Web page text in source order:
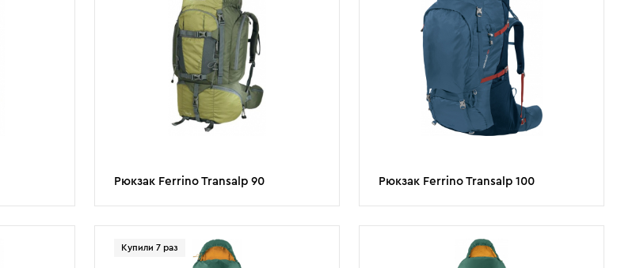
Рюкзак Ferrino Transalp 90 Рюкзак Ferrino Transalp 100
Купили 7 раз